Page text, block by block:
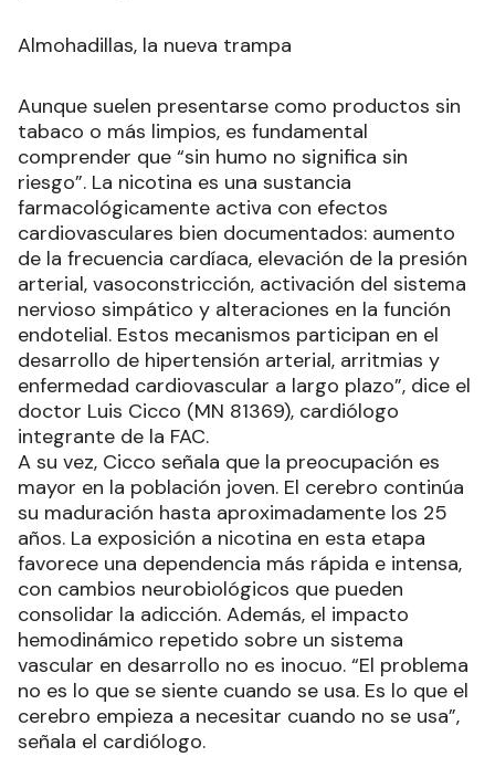
Almohadillas, la nueva trampa
Aunque suelen presentarse como productos sin
tabaco o más limpios, es fundamental
comprender que “sin humo no significa sin
riesgo”. La nicotina es una sustancia
farmacológicamente activa con efectos
cardiovasculares bien documentados: aumento
de la frecuencia cardíaca, elevación de la presión
arterial, vasoconstricción, activación del sistema
nervioso simpático y alteraciones en la función
endotelial. Estos mecanismos participan en el
desarrollo de hipertensión arterial, arritmias y
enfermedad cardiovascular a largo plazo”, dice el
doctor Luis Cicco (MN 81369), cardiólogo
integrante de la FAC.
A su vez, Cicco señala que la preocupación es
mayor en la población joven. El cerebro continúa
su maduración hasta aproximadamente los 25
años. La exposición a nicotina en esta etapa
favorece una dependencia más rápida e intensa,
con cambios neurobiológicos que pueden
consolidar la adicción. Además, el impacto
hemodinámico repetido sobre un sistema
vascular en desarrollo no es inocuo. “El problema
no es lo que se siente cuando se usa. Es lo que el
cerebro empieza a necesitar cuando no se usa”,
señala el cardiólogo.